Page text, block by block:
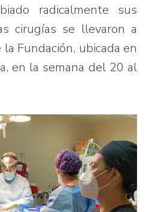
radicalmente sus
cirugías se llevaron a
Fundación, ubicada en
en la semana del 20 al